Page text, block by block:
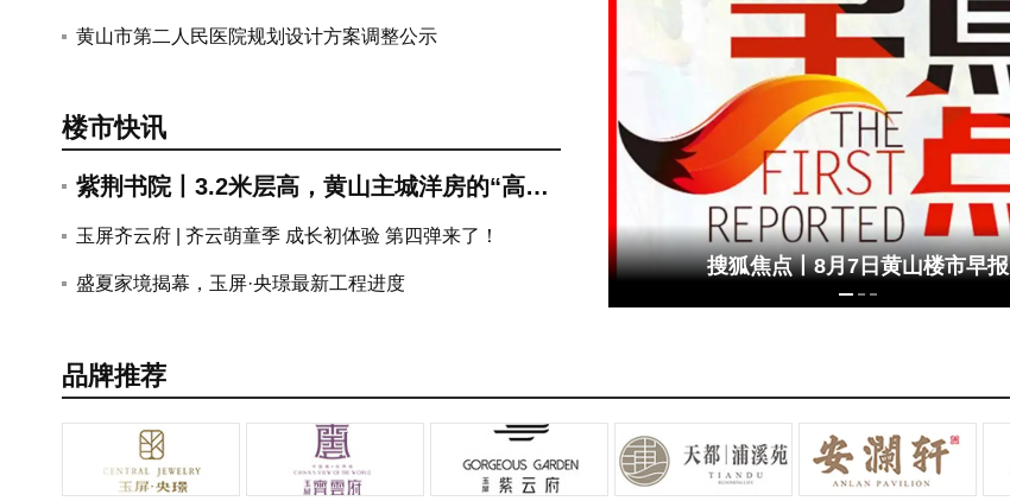
黄山市第二人民医院规划设计方案调整公示
楼市快讯
紫荆书院丨3.2米层高，黄山主城洋房的“高
度”哲学
玉屏齐云府 | 齐云萌童季 成长初体验 第四弹来了！
盛夏家境揭幕，玉屏·央璟最新工程进度
搜狐焦点丨8月7日黄山楼市早报
品牌推荐